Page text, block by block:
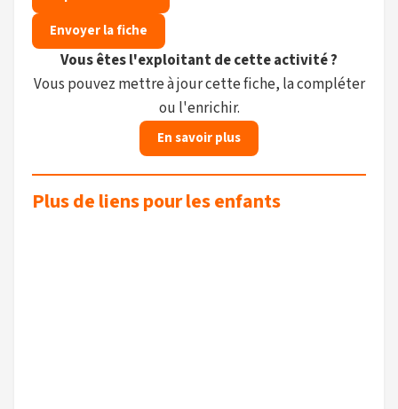
Envoyer la fiche
Vous êtes l'exploitant de cette activité ?
Vous pouvez mettre à jour cette fiche, la compléter
ou l'enrichir.
En savoir plus
Plus de liens pour les enfants